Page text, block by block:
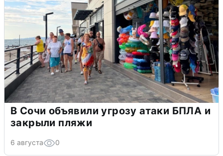
В Сочи объявили угрозу атаки БПЛА и
закрыли пляжи
6 августа 0